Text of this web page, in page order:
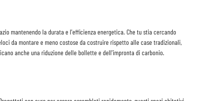
mantenendo la durata e l'efficienza energetica. Che tu stia cercando
da montare e meno costose da costruire rispetto alle case tradizionali,
anche una riduzione delle bollette e dell'impronta di carbonio.